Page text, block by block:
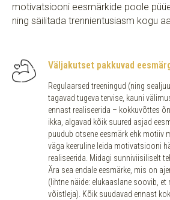
motivatsiooni eesmärkide poole
ning säilitada trennientusiasm kogu
Väljakutset pakkuvad
Regulaarsed treeningud (ning
tagavad tugeva tervise, kauni
ennast realiseerida – kokkuvõttes
ikka, algavad kõik suured asjad
puudub otsene eesmärk ehk motiiv
väga keeruline leida motivatsiooni
realiseerida. Midagi sunniviisiliselt
Ära sea endale eesmärke, mis on
(lihtne näide: elukaaslane soovib,
võistleja). Kõik suudavad ennast